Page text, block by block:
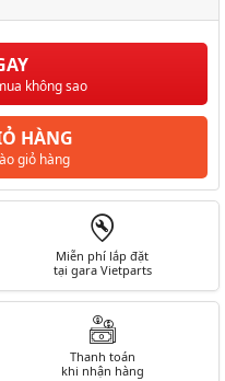
không sao
HÀNG
giỏ hàng
Miễn phí lắp đặt
tại gara Vietparts
Thanh toán
khi nhận hàng